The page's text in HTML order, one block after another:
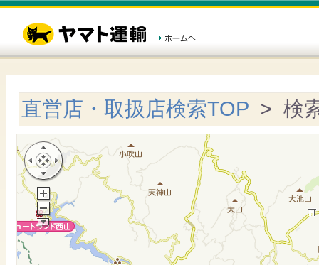
直営店・取扱店検索TOP > 検